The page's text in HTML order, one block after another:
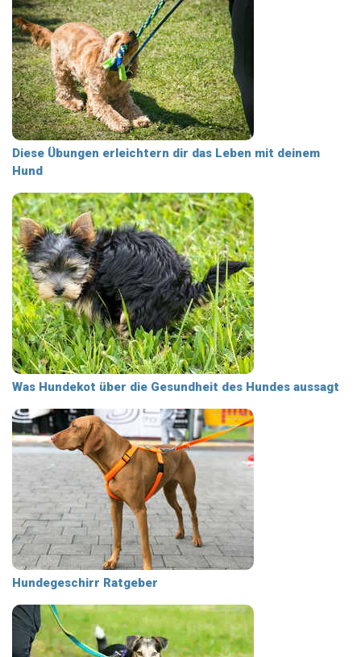
Diese Übungen erleichtern dir das Leben mit deinem
Hund
Was Hundekot über die Gesundheit des Hundes aussagt
Hundegeschirr Ratgeber